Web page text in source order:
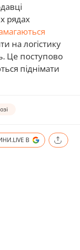
рядах
на логістику
Це поступово
піднімати
В